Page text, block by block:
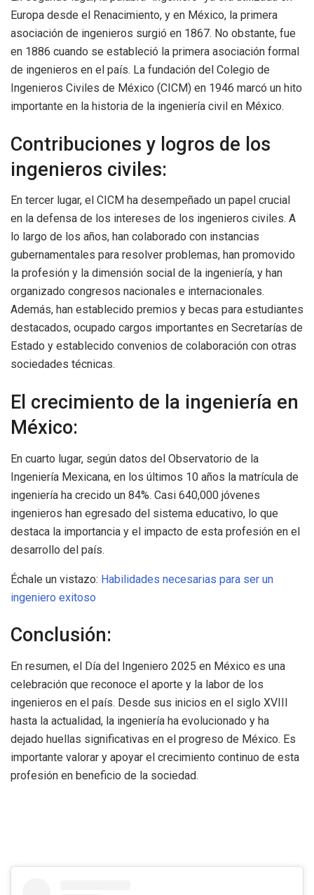
Europa desde el Renacimiento, y en México, la primera
asociación de ingenieros surgió en 1867. No obstante, fue
en 1886 cuando se estableció la primera asociación formal
de ingenieros en el país. La fundación del Colegio de
Ingenieros Civiles de México (CICM) en 1946 marcó un hito
importante en la historia de la ingeniería civil en México.
Contribuciones y logros de los
ingenieros civiles:
En tercer lugar, el CICM ha desempeñado un papel crucial
en la defensa de los intereses de los ingenieros civiles. A
lo largo de los años, han colaborado con instancias
gubernamentales para resolver problemas, han promovido
la profesión y la dimensión social de la ingeniería, y han
organizado congresos nacionales e internacionales.
Además, han establecido premios y becas para estudiantes
destacados, ocupado cargos importantes en Secretarías de
Estado y establecido convenios de colaboración con otras
sociedades técnicas.
El crecimiento de la ingeniería en
México:
En cuarto lugar, según datos del Observatorio de la
Ingeniería Mexicana, en los últimos 10 años la matrícula de
ingeniería ha crecido un 84%. Casi 640,000 jóvenes
ingenieros han egresado del sistema educativo, lo que
destaca la importancia y el impacto de esta profesión en el
desarrollo del país.
Échale un vistazo: Habilidades necesarias para ser un
ingeniero exitoso
Conclusión:
En resumen, el Día del Ingeniero 2025 en México es una
celebración que reconoce el aporte y la labor de los
ingenieros en el país. Desde sus inicios en el siglo XVIII
hasta la actualidad, la ingeniería ha evolucionado y ha
dejado huellas significativas en el progreso de México. Es
importante valorar y apoyar el crecimiento continuo de esta
profesión en beneficio de la sociedad.